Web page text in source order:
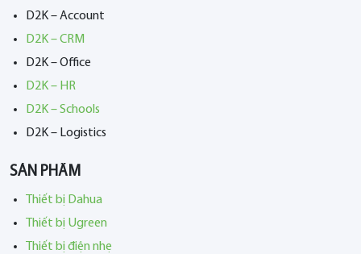
D2K – Account
D2K – CRM
D2K – Office
D2K – HR
D2K – Schools
D2K – Logistics
SẢN PHẨM
Thiết bị Dahua
Thiết bị Ugreen
Thiết bị điện nhẹ